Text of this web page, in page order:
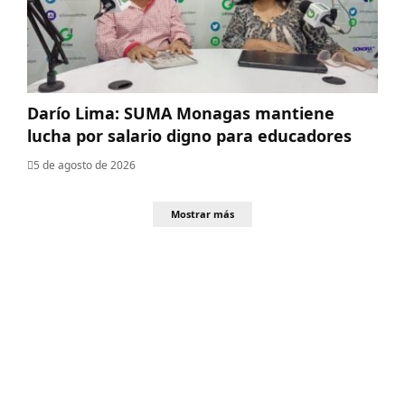
Darío Lima: SUMA Monagas mantiene
lucha por salario digno para educadores
5 de agosto de 2026
Mostrar más